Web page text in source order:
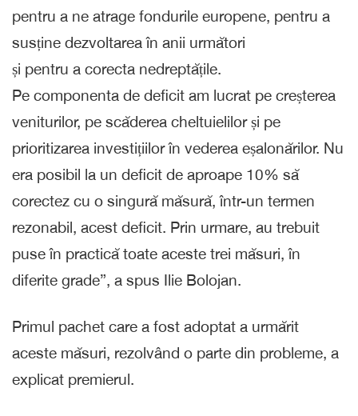
pentru a ne atrage fondurile europene, pentru a
susține dezvoltarea în anii următori
și pentru a corecta nedreptățile.
Pe componenta de deficit am lucrat pe creșterea
veniturilor, pe scăderea cheltuielilor și pe
prioritizarea investițiilor în vederea eșalonărilor. Nu
era posibil la un deficit de aproape 10% să
corectez cu o singură măsură, într-un termen
rezonabil, acest deficit. Prin urmare, au trebuit
puse în practică toate aceste trei măsuri, în
diferite grade”, a spus Ilie Bolojan.
Primul pachet care a fost adoptat a urmărit
aceste măsuri, rezolvând o parte din probleme, a
explicat premierul.